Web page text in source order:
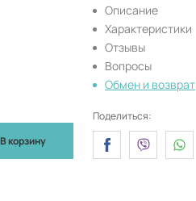
В корзину
Описание
Характеристики
Отзывы
Вопросы
Обмен и возврат
Поделиться: